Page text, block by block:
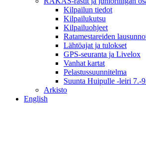
Kilpailun tiedot
Kilpailukutsu
Kilpailuohjeet
Ratamestareiden
Lähtöajat ja tulokset
GPS-seuranta ja Livelox
Vanhat kartat
Pelastussuunnitelma
Suunta Huipulle -leiri 7.-
Arkisto
English